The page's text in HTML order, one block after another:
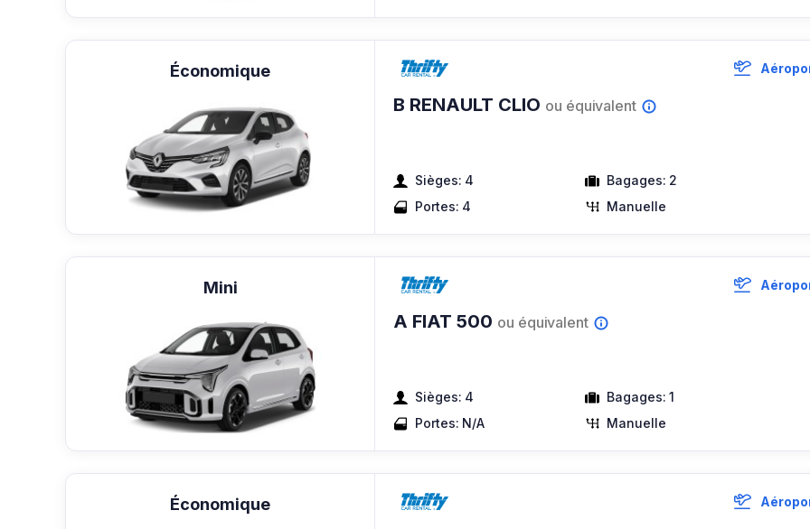
Économique
B RENAULT CLIO ou équivalent
Sièges: 4 Bagages: 2
Portes: 4 Manuelle
Mini
A FIAT 500 ou équivalent
Sièges: 4 Bagages: 1
Portes: N/A Manuelle
Économique